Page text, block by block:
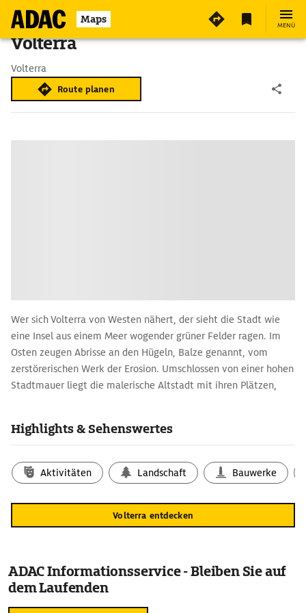
Maps MENÜ
Volterra
Volterra
Route planen
Wer sich Volterra von Westen nähert, der sieht die Stadt wie
eine Insel aus einem Meer wogender grüner Felder ragen. Im
Osten zeugen Abrisse an den Hügeln, Balze genannt, vom
zerstörerischen Werk der Erosion. Umschlossen von einer hohen
Stadtmauer liegt die malerische Altstadt mit ihren Plätzen,
Volterras Ursprünge gehen auf das 7. Jh. v. Chr. zurück.
Erinnerungen an die Etruskerzeit bewahrt das Museo Etrusco
Guarnacci. Glanzlicht seiner Sammlung ist die Bronzestatuette
eines jungen Mannes, die wegen ihrer dünnen, überlangen Form
Fiorentina findet sich das Teatro Romano aus der Zeit des
Kaisers Augustus mit Resten des Büh­nenhauses und der
mächtigen achteckigen Battistero, das ein Taufbecken von
Andrea Sansovino birgt.
Highlights & Sehenswertes
Aktivitäten Landschaft Bauwerke
Volterra entdecken
ADAC Informationsservice - Bleiben Sie auf
dem Laufenden